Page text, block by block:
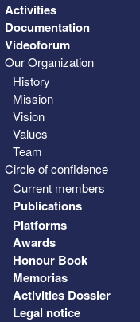
Activities
Documentation
Videoforum
Our Organization
History
Mission
Vision
Values
Team
Circle of confidence
Current members
Publications
Platforms
Awards
Honour Book
Memorias
Activities Dossier
Legal notice